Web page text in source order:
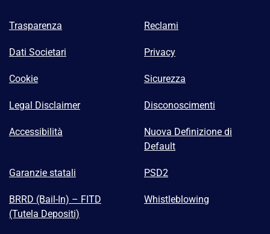
Trasparenza Reclami
Dati Societari Privacy
Cookie Sicurezza
Legal Disclaimer Disconoscimenti
Accessibilità
Nuova Definizione di
Default
Garanzie statali PSD2
BRRD (Bail-In) – FITD
(Tutela Depositi)
Whistleblowing